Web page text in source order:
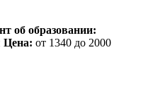
об образовании:
Цена: от 1340 до 2000